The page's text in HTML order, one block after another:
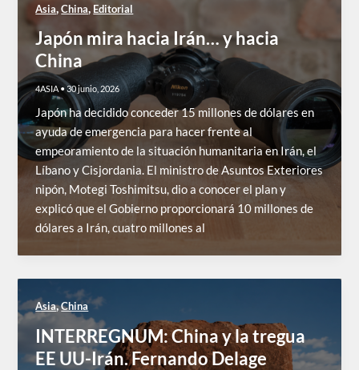
Asia,China, Editorial
Japón mira hacia Irán… y hacia
China
4ASIA •30 junio, 2026
Japón ha decidido conceder 15 millones de dólares en
ayuda de emergencia para hacer frente al
empeoramiento de la situación humanitaria en Irán, el
Líbano y Cisjordania. El ministro de Asuntos Exteriores
nipón, Motegi Toshimitsu, dio a conocer el plan y
explicó que el Gobierno proporcionará 10 millones de
dólares a Irán, cuatro millones al
Asia,China
INTERREGNUM: China y la tregua
EE UU-Irán. Fernando Delage